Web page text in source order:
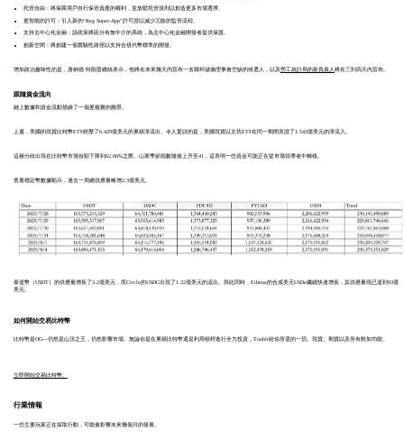
托管自由：將保障用戶自行保管資產的權利，並放鬆托管規則以創造更多市場選擇。
更智能的許可：引入新的“Reg Super-App”許可證以減少冗餘的監管流程。
支持去中心化金融：該政策將區分有無中介的系統，為去中心化金融開發者提供保護。
創新空間：將創建一個實驗性路徑以支持合規代幣標準的開發。
增加政治趣味性的是，唐納德·特朗普總統表示，他將在未來幾天內宣布一名聯邦儲備理事會空缺的候選人，以及勞工統計局的新負責人 將在三到四天內宣布。
跟隨資金流向
鏈上數據和資金流動描繪了一個更複雜的圖景。
上週，美國的現貨比特幣ETF經歷了6.429億美元的累積淨流出。令人驚訝的是，美國現貨以太坊ETF在同一期間見證了1.543億美元的淨流入。
這種分歧出現在比特幣市場份額下降到62.06%之際。山寨季節指數隨後上升至41，這表明一些資金可能正在從市場領導者中轉移。
查看穩定幣數據顯示，過去一周總供應量略增2.3億美元。
泰達幣（USDT）的供應量增長了3.2億美元，而Circle的USDC出現了1.22億美元的流出。與此同時，Ethena的合成美元USDe繼續快速增長，其供應量現已達到93億
美元。
如何開始交易比特幣
比特幣是OG—仍然是山頂之王，仍然影響市場。無論你是在累積比特幣還是利用槓桿進行全力投資，Toobit給你所需的一切。現貨、期貨以及所有附加功能。
立即開始交易比特幣。
行業情報
一些主要玩家正在採取行動，可能會影響未來幾個月的發展。